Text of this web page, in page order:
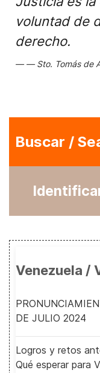
voluntad de
derecho.
Sto. Tomás de
Buscar /
Venezuela /
DE JULIO 2024
Logros y retos
Qué esperar para